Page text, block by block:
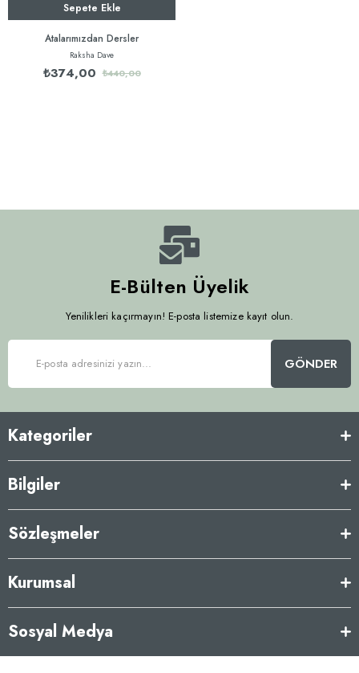
Sepete Ekle
Atalarımızdan Dersler
Raksha Dave
₺374,00 ₺440,00
E-Bülten Üyelik
Yenilikleri kaçırmayın! E-posta listemize kayıt olun.
GÖNDER
Kategoriler
Bilgiler
Sözleşmeler
Kurumsal
Sosyal Medya